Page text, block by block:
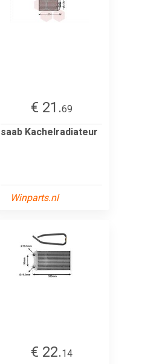
€ 21.69
saab Kachelradiateur
Winparts.nl
€ 22.14